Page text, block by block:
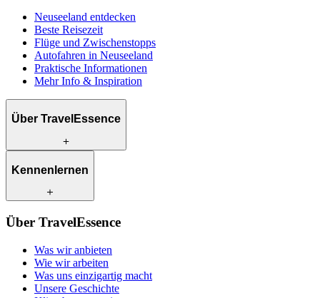
Neuseeland entdecken
Beste Reisezeit
Flüge und Zwischenstopps
Autofahren in Neuseeland
Praktische Informationen
Mehr Info & Inspiration
Über TravelEssence
Was wir anbieten
Was uns einzigartig macht
Klimabewusst reisen
Kontakt
Karriere
Kennenlernen
Unsere Reiseexperten
Unsere Kunden
Über TravelEssence
Was wir anbieten
Wie wir arbeiten
Was uns einzigartig macht
Unsere Geschichte